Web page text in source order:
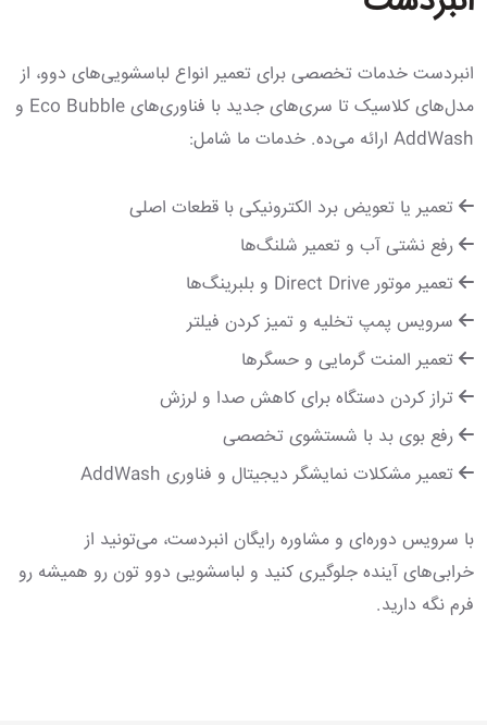
انبردست خدمات تخصصی برای تعمیر انواع لباسشویی‌های دوو، از
مدل‌های کلاسیک تا سری‌های جدید با فناوری‌های Eco Bubble و
AddWash ارائه می‌ده. خدمات ما شامل:
تعمیر یا تعویض برد الکترونیکی با قطعات اصلی
رفع نشتی آب و تعمیر شلنگ‌ها
تعمیر موتور Direct Drive و بلبرینگ‌ها
سرویس پمپ تخلیه و تمیز کردن فیلتر
تعمیر المنت گرمایی و حسگرها
تراز کردن دستگاه برای کاهش صدا و لرزش
رفع بوی بد با شستشوی تخصصی
تعمیر مشکلات نمایشگر دیجیتال و فناوری AddWash
با سرویس دوره‌ای و مشاوره رایگان انبردست، می‌تونید از
خرابی‌های آینده جلوگیری کنید و لباسشویی دوو تون رو همیشه رو
فرم نگه دارید.